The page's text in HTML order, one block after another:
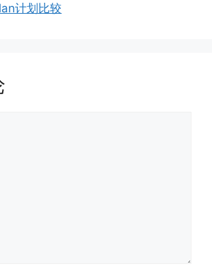
计划比较